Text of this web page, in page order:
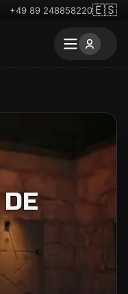
+49 89 248858220🇪🇸